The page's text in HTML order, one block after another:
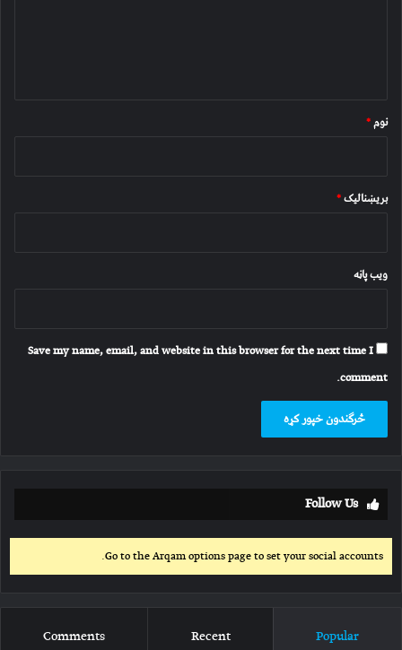
*
نوم*
بریښنالیک*
ویب پاڼه
Save my name, email, and website in this browser for the next time I
comment.
Follow Us
Go to the Arqam options page to set your social accounts.
Popular
Recent
Comments